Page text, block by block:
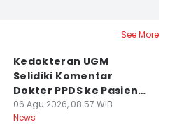
See More
Kedokteran UGM
Selidiki Komentar
Dokter PPDS ke Pasien
BPJS di Medsos
06 Agu 2026, 08:57 WIB
News